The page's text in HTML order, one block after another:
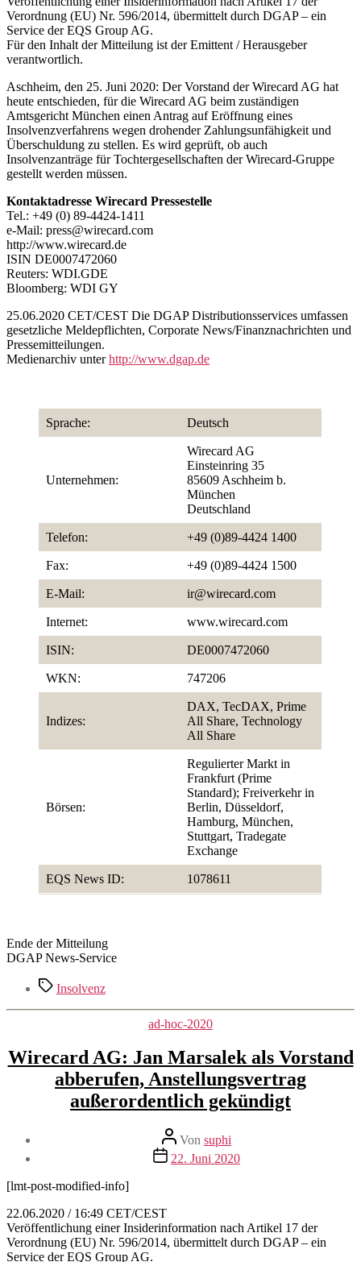
Verordnung (EU) Nr. 596/2014, übermittelt durch DGAP – ein
Service der EQS Group AG.
Für den Inhalt der Mitteilung ist der Emittent / Herausgeber
verantwortlich.
Aschheim, den 25. Juni 2020: Der Vorstand der Wirecard AG hat
heute entschieden, für die Wirecard AG beim zuständigen
Amtsgericht München einen Antrag auf Eröffnung eines
Insolvenzverfahrens wegen drohender Zahlungsunfähigkeit und
Überschuldung zu stellen. Es wird geprüft, ob auch
Insolvenzanträge für Tochtergesellschaften der Wirecard-Gruppe
gestellt werden müssen.
Kontaktadresse Wirecard Pressestelle
Tel.: +49 (0) 89-4424-1411
e-Mail: press@wirecard.com
http://www.wirecard.de
ISIN DE0007472060
Reuters: WDI.GDE
Bloomberg: WDI GY
25.06.2020 CET/CEST Die DGAP Distributionsservices umfassen
gesetzliche Meldepflichten, Corporate News/Finanznachrichten und
Pressemitteilungen.
Medienarchiv unterhttp://www.dgap.de
Sprache: Deutsch
Unternehmen:
Wirecard AG
Einsteinring 35
85609 Aschheim b.
München
Deutschland
Telefon: +49 (0)89-4424 1400
Fax: +49 (0)89-4424 1500
E-Mail: ir@wirecard.com
Internet: www.wirecard.com
ISIN: DE0007472060
WKN: 747206
Indizes:
DAX, TecDAX, Prime
All Share, Technology
All Share
Börsen:
Regulierter Markt in
Frankfurt (Prime
Standard); Freiverkehr in
Berlin, Düsseldorf,
Hamburg, München,
Stuttgart, Tradegate
Exchange
EQS News ID: 1078611
Ende der Mitteilung
DGAP News-Service
Schlagwörter
Insolvenz
Kategorien
ad-hoc-2020
Wirecard AG: Jan Marsalek als Vorstand
abberufen, Anstellungsvertrag
außerordentlich gekündigt
Beitragsautor
Von suphi
Veröffentlichungsdatum
22. Juni 2020
[lmt-post-modified-info]
22.06.2020 / 16:49 CET/CEST
Veröffentlichung einer Insiderinformation nach Artikel 17 der
Verordnung (EU) Nr. 596/2014, übermittelt durch DGAP – ein
Service der EQS Group AG.